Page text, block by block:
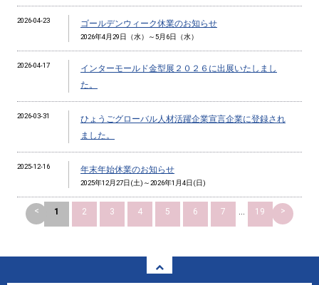
2026-04-23 ゴールデンウィーク休業のお知らせ
2026年4月29日（水）～5月6日（水）
2026-04-17
インターモールド金型展２０２６に出展いたしまし
た。
2026-03-31
ひょうごグローバル人材活躍企業宣言企業に登録され
ました。
2025-12-16 年末年始休業のお知らせ
2025年12月27日(土)～2026年1月4日(日)
< 1 2 3 4 5 6 7 19 >